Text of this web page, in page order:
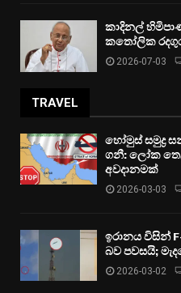
කාදිනල්
කතෝලික
2026-07-03
TRAVEL
හෝමුස් සමුද්‍ර
ගනී: ලෝක
අවදානමක්
2026-03-03
ඉරානය විසින්
බව පවසයි;
2026-03-02